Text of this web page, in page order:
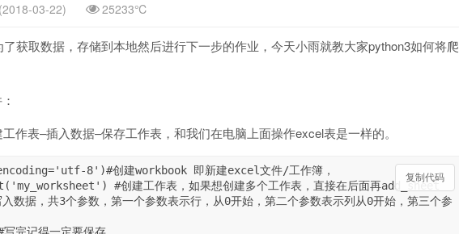
03-22) 25233℃
获取数据，存储到本地然后进行下一步的作业，今天小雨就教大家python3如何将爬
作表–插入数据–保存工作表，和我们在电脑上面操作excel表是一样的。
复制代码
8')#创建workbook 即新建excel文件/工作簿，
#创建工作表，如果想创建多个工作表，直接在后面再add_sheet
，共3个参数，第一个参数表示行，从0开始，第二个参数表示列从0开始，第三个参